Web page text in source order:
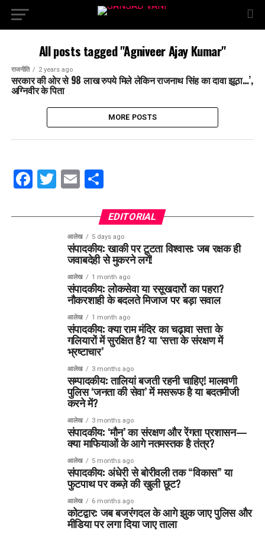
All posts tagged "Agniveer Ajay Kumar"
राजनीति 2 years ago
सरकार की ओर से 98 लाख रुपये मिले लेकिन राजनाथ सिंह का दावा झूठा…’,
अग्निवीर के पिता
MORE POSTS
Facebook
Twitter
EmailShare
EDITORIAL
आलेख 5 days ago
संपादकीय: खाकी पर टूटता विश्वास: जब रक्षक ही
जवाबदेही से मुकरने लगें!
आलेख 1 month ago
संपादकीय: लोकसेवा या रसूखदारों का पहरा?
नौकरशाही के बदलते मिजाज पर बड़ा सवाल
आलेख 1 month ago
संपादकीय: क्या राम मंदिर का चढ़ावा सत्ता के
गलियारों में सुरक्षित है? या ‘सत्ता के संरक्षण में
भ्रष्टाचार’
आलेख 3 months ago
सम्पादकीय: तालियां बजती रहनी चाहिए! मालवणी
पुलिस ‘जनता की सेवा’ में मसरूफ है या बदतमीजी
करने में?
आलेख 3 months ago
संपादकीय: ‘मौन’ का संरक्षण और रेंगता प्रशासन—
क्या माफियाओं के आगे नतमस्तक है तंत्र?
आलेख 5 months ago
संपादकीय: अंधेरी से बोरीवली तक “विकास” या
फुटपाथ पर कब्ज़े की खुली छूट?
आलेख 6 months ago
कोटद्वार: जब बजरंगदल के आगे झुक जाए पुलिस और
मीडिया पर लगा दिया जाए ताला